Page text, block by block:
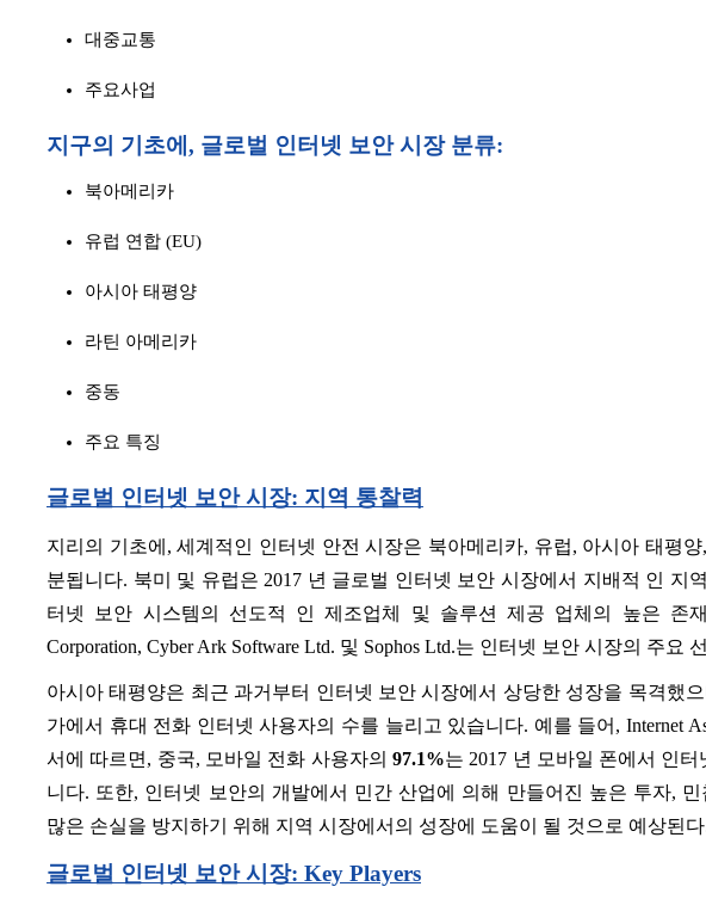
대중교통
주요사업
지구의 기초에, 글로벌 인터넷 보안 시장 분류:
북아메리카
유럽 연합 (EU)
아시아 태평양
라틴 아메리카
중동
주요 특징
글로벌 인터넷 보안 시장: 지역 통찰력
지리의 기초에, 세계적인 인터넷 안전 시장은 북아메리카, 유럽, 아시아 태평
분됩니다. 북미 및 유럽은 2017 년 글로벌 인터넷 보안 시장에서 지배적 인 지
터넷 보안 시스템의 선도적 인 제조업체 및 솔루션 제공 업체의 높은 존재
Corporation, Cyber Ark Software Ltd. 및 Sophos Ltd.는 인터넷 보안 시장의 주요
아시아 태평양은 최근 과거부터 인터넷 보안 시장에서 상당한 성장을 목격했
가에서 휴대 전화 인터넷 사용자의 수를 늘리고 있습니다. 예를 들어, Internet
서에 따르면, 중국, 모바일 전화 사용자의 97.1%는 2017 년 모바일 폰에서 인
니다. 또한, 인터넷 보안의 개발에서 민간 산업에 의해 만들어진 높은 투자,
많은 손실을 방지하기 위해 지역 시장에서의 성장에 도움이 될 것으로 예상된
글로벌 인터넷 보안 시장: Key Players